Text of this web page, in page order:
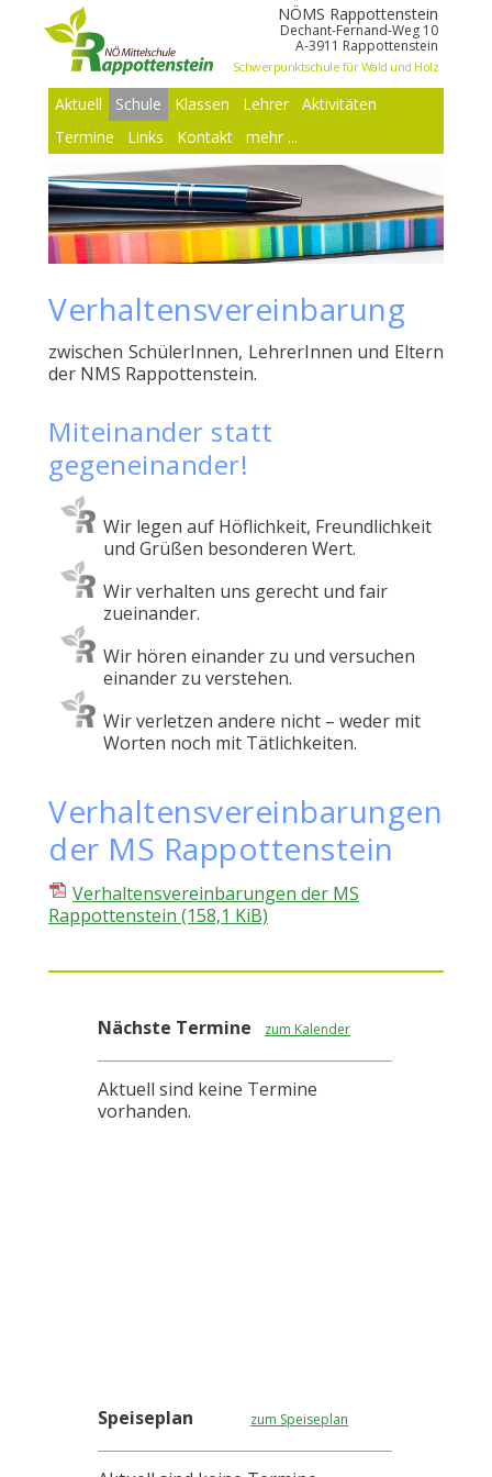
NÖMS Rappottenstein
Dechant-Fernand-Weg 10
A-3911 Rappottenstein
Schwerpunktschule für Wald und Holz
Aktuell Schule Klassen Lehrer
Aktivitäten
Termine
Links Kontakt mehr ...
Verhaltensvereinbarung
zwischen SchülerInnen, LehrerInnen und Eltern
der NMS Rappottenstein.
Miteinander statt
gegeneinander!
Wir legen auf Höflichkeit, Freundlichkeit
und Grüßen besonderen Wert.
Wir verhalten uns gerecht und fair
zueinander.
Wir hören einander zu und versuchen
einander zu verstehen.
Wir verletzen andere nicht – weder mit
Worten noch mit Tätlichkeiten.
Verhaltensvereinbarungen
der MS Rappottenstein
Verhaltensvereinbarungen der MS
Rappottenstein (158,1 KiB)
Nächste Termine zum Kalender
Aktuell sind keine Termine
vorhanden.
Speiseplan zum Speiseplan